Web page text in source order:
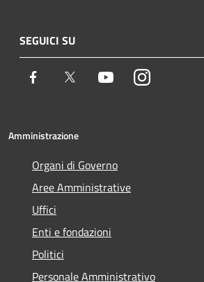
SEGUICI SU
Facebook Twitter YoutubeInstagram
Amministrazione
Organi di Governo
Aree Amministrative
Uffici
Enti e fondazioni
Politici
Personale Amministrativo